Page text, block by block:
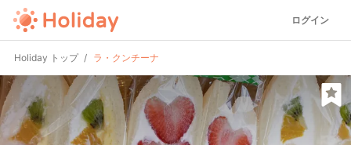
ログイン
Holiday トップ ラ・クンチーナ